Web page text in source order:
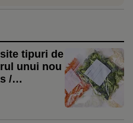
tipuri de
unui nou
/